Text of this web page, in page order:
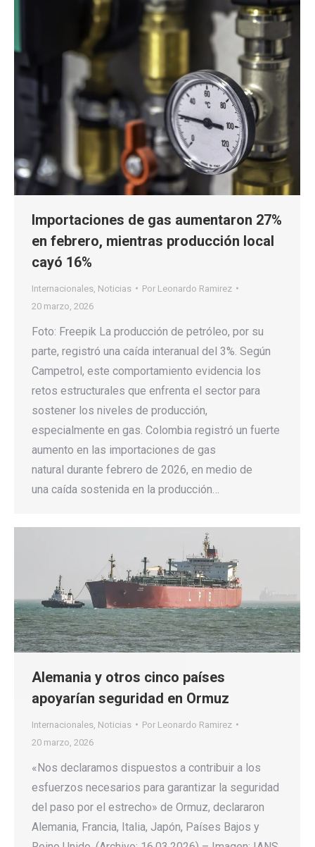
Importaciones de gas aumentaron 27%
en febrero, mientras producción local
cayó 16%
Internacionales Noticias Por Leonardo Ramirez
20 marzo, 2026
Foto: Freepik La producción de petróleo, por su
parte, registró una caída interanual del 3%. Según
Campetrol, este comportamiento evidencia los
retos estructurales que enfrenta el sector para
sostener los niveles de producción,
especialmente en gas. Colombia registró un fuerte
aumento en las importaciones de gas
natural durante febrero de 2026, en medio de
una caída sostenida en la producción…
Alemania y otros cinco países
apoyarían seguridad en Ormuz
Internacionales Noticias Por Leonardo Ramirez
20 marzo, 2026
«Nos declaramos dispuestos a contribuir a los
esfuerzos necesarios para garantizar la seguridad
del paso por el estrecho» de Ormuz, declararon
Alemania, Francia, Italia, Japón, Países Bajos y